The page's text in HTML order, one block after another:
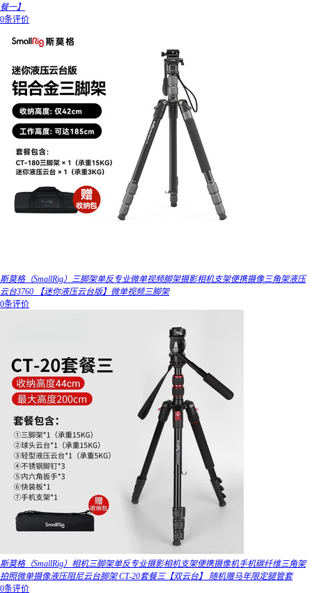
餐一】
0条评价
斯莫格（SmallRig）三脚架单反专业微单视频脚架摄影相机支架便携摄像三角架液压
云台3760 【迷你液压云台版】微单视频三脚架
0条评价
斯莫格（SmallRig）相机三脚架单反专业摄影相机支架便携摄像机手机碳纤维三角架
拍照微单摄像液压阻尼云台脚架 CT-20套餐三【双云台】 随机赠马年限定腿管套
0条评价